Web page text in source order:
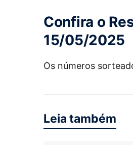
Confira o
15/05/2025
Os números
Leia também